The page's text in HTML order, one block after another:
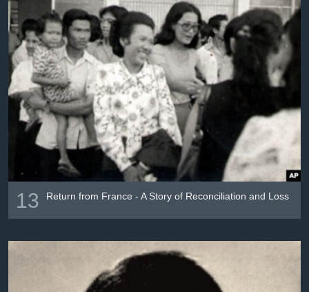
13 Return from France - A Story of Reconciliation and Loss